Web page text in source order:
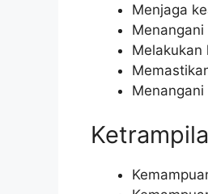
Menjaga
Melakukan